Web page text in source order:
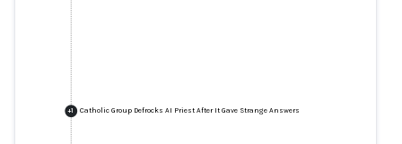
+1 Catholic Group Defrocks AI Priest After It Gave Strange Answers